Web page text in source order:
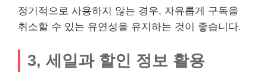
정기적으로 사용하지 않는 경우, 자유롭게 구독을
취소할 수 있는 유연성을 유지하는 것이 좋습니다.
3, 세일과 할인 정보 활용